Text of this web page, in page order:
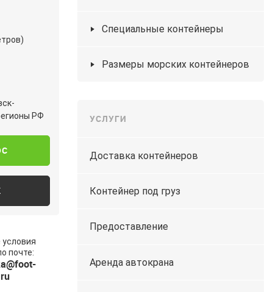
РФ
условия
почте:
Специальные контейнеры
Размеры морских контейнеров
УСЛУГИ
Доставка контейнеров
Контейнер под груз
Предоставление
Аренда автокрана